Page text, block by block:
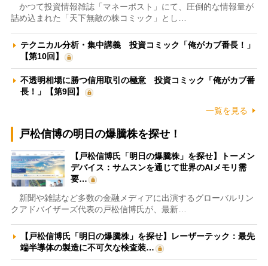
かつて投資情報雑誌「マネーポスト」にて、圧倒的な情報量が
詰め込まれた「天下無敵の株コミック」とし…
テクニカル分析・集中講義 投資コミック「俺がカブ番長！」
【第10回】
不透明相場に勝つ信用取引の極意 投資コミック「俺がカブ番
長！」【第9回】
一覧を見る
戸松信博の明日の爆騰株を探せ！
【戸松信博氏「明日の爆騰株」を探せ】トーメン
デバイス：サムスンを通じて世界のAIメモリ需
要…
新聞や雑誌など多数の金融メディアに出演するグローバルリン
クアドバイザーズ代表の戸松信博氏が、最新…
【戸松信博氏「明日の爆騰株」を探せ】レーザーテック：最先
端半導体の製造に不可欠な検査装…